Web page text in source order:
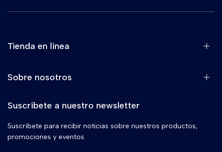
Tienda en línea
Sobre nosotros
Suscríbete a nuestro newsletter
Suscríbete para recibir noticias sobre nuestros productos,
promociones y eventos.